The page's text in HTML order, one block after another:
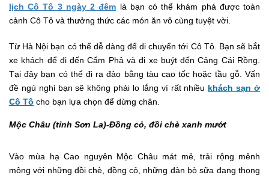
lịch Cô Tô 3 ngày 2 đêm là bạn có thể khám phá được toàn
cảnh Cô Tô và thưởng thức các món ăn vô cùng tuyệt vời.
Từ Hà Nội bạn có thể dễ dàng để di chuyển tới Cô Tô. Bạn sẽ bắt
xe khách để đi đến Cẩm Phả và đi xe buýt đến Cảng Cái Rồng.
Tại đây bạn có thể đi ra đảo bằng tàu cao tốc hoặc tầu gỗ. Vấn
đề ngủ nghỉ bạn sẽ không phải lo lắng vì rất nhiều khách sạn ở
Cô Tô cho bạn lựa chọn để dừng chân.
Mộc Châu (tỉnh Sơn La)-Đồng cỏ, đồi chè xanh mướt
Vào mùa hạ Cao nguyên Mộc Châu mát mẻ, trải rộng mênh
mông với những đồi chè, đồng cỏ, những đàn bò sữa đang thong